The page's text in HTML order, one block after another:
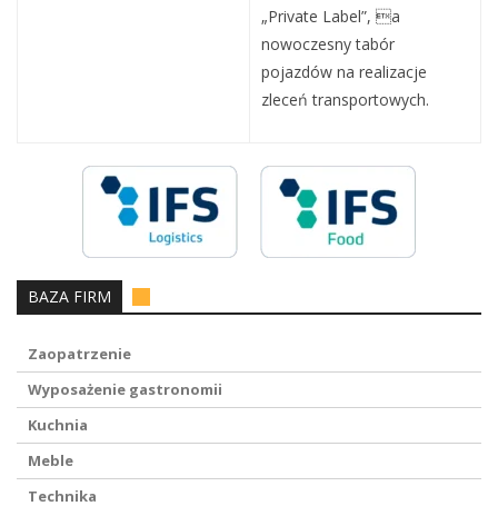
„Private Label”, a
nowoczesny tabór
pojazdów na realizacje
zleceń transportowych.
BAZA FIRM
Zaopatrzenie
Wyposażenie gastronomii
Kuchnia
Meble
Technika